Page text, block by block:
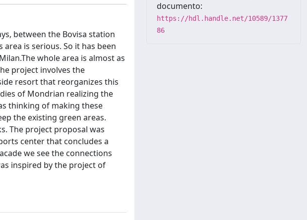
between the Bovisa station
is serious. So it has been
whole area is almost as
project involves the
resort that reorganizes this
of Mondrian realizing the
thinking of making these
the existing green areas.
The project proposal was
center that concludes a
we see the connections
inspired by the project of
documento:
https://hdl.handle.net/10589/1377
86